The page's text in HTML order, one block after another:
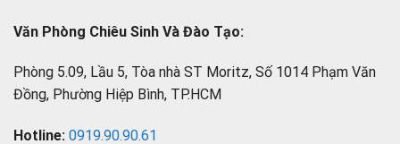
Văn Phòng Chiêu Sinh Và Đào Tạo:
Phòng 5.09, Lầu 5, Tòa nhà ST Moritz, Số 1014 Phạm Văn
Đồng, Phường Hiệp Bình, TP.HCM
Hotline: 0919.90.90.61